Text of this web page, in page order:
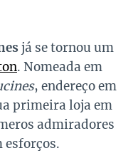
já se tornou um
. Nomeada em
, endereço em
primeira loja em
admiradores
esforços.